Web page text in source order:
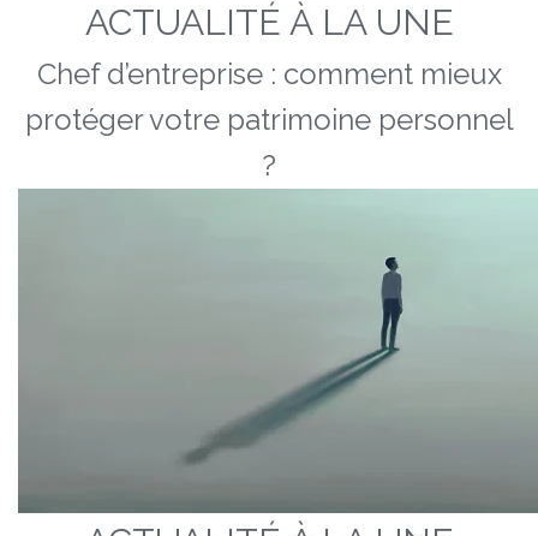
ACTUALITÉ À LA UNE
Chef d’entreprise : comment mieux
protéger votre patrimoine personnel
?